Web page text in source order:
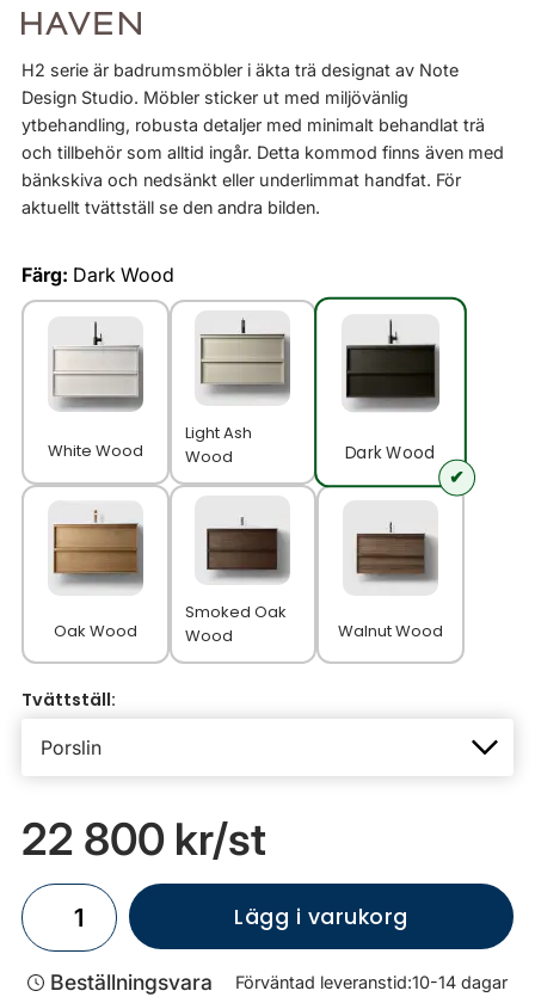
H2 serie är badrumsmöbler i äkta trä designat av Note
Design Studio. Möbler sticker ut med miljövänlig
ytbehandling, robusta detaljer med minimalt behandlat trä
och tillbehör som alltid ingår. Detta kommod finns även med
bänkskiva och nedsänkt eller underlimmat handfat. För
aktuellt tvättställ se den andra bilden.
Färg: Dark Wood
White Wood
Light Ash
Wood
Dark Wood
Oak Wood
Smoked Oak
Wood
Walnut Wood
Tvättställ:
22 800 kr/st
Lägg i varukorg
Beställningsvara Förväntad leveranstid:10-14 dagar